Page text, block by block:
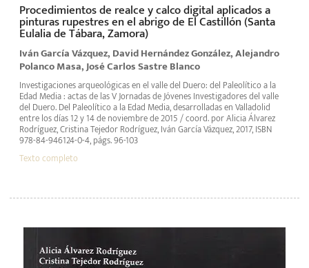
Procedimientos de realce y calco digital aplicados a
pinturas rupestres en el abrigo de El Castillón (Santa
Eulalia de Tábara, Zamora)
Iván García Vázquez, David Hernández González, Alejandro
Polanco Masa, José Carlos Sastre Blanco
Investigaciones arqueológicas en el valle del Duero: del Paleolítico a la
Edad Media : actas de las V Jornadas de Jóvenes Investigadores del valle
del Duero. Del Paleolítico a la Edad Media, desarrolladas en Valladolid
entre los días 12 y 14 de noviembre de 2015 / coord. por Alicia Álvarez
Rodríguez, Cristina Tejedor Rodríguez, Iván García Vázquez, 2017, ISBN
978-84-946124-0-4, págs. 96-103
Texto completo